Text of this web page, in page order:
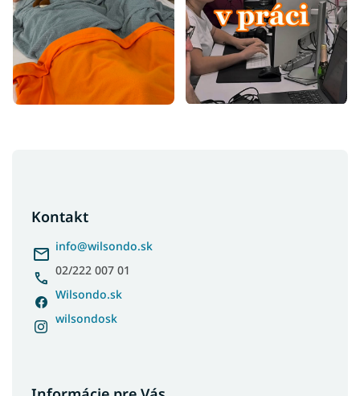
Kontakt
info@wilsondo.sk
02/222 007 01
Wilsondo.sk
wilsondosk